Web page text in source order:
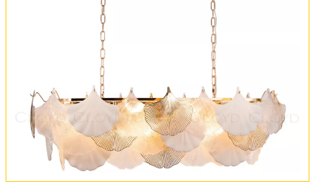
Оплата и доставка
Обмен и возврат
Установка
FAQ
Отзывы